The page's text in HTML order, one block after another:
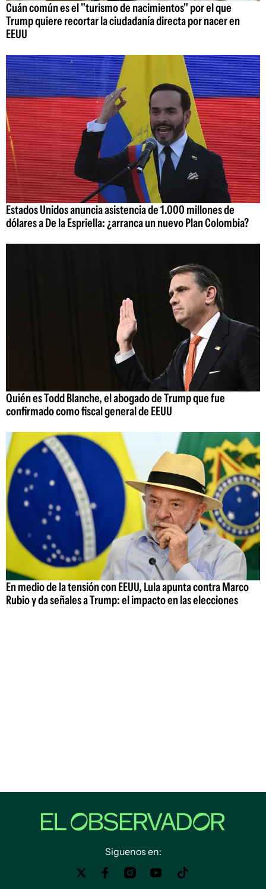
Cuán común es el "turismo de nacimientos" por el que
Trump quiere recortar la ciudadanía directa por nacer en
EEUU
Estados Unidos anuncia asistencia de 1.000 millones de
dólares a De la Espriella: ¿arranca un nuevo Plan Colombia?
Quién es Todd Blanche, el abogado de Trump que fue
confirmado como fiscal general de EEUU
En medio de la tensión con EEUU, Lula apunta contra Marco
Rubio y da señales a Trump: el impacto en las elecciones
Siguenos en: